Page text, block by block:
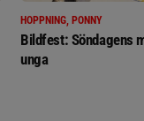
HOPPNING, PONNY
Bildfest: Söndagens
unga